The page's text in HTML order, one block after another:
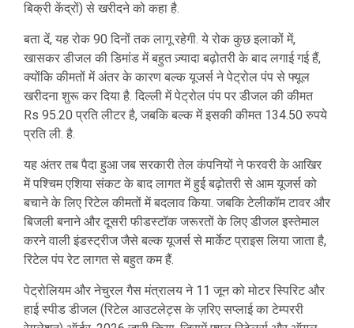
बिक्री केंद्रों) से खरीदने को कहा है.
बता दें, यह रोक 90 दिनों तक लागू रहेगी. ये रोक कुछ इलाकों में,
खासकर डीजल की डिमांड में बहुत ज़्यादा बढ़ोतरी के बाद लगाई गई हैं,
क्योंकि कीमतों में अंतर के कारण बल्क यूजर्स ने पेट्रोल पंप से फ्यूल
खरीदना शुरू कर दिया है. दिल्ली में पेट्रोल पंप पर डीजल की कीमत
Rs 95.20 प्रति लीटर है, जबकि बल्क में इसकी कीमत 134.50 रुपये
प्रति ली. है.
यह अंतर तब पैदा हुआ जब सरकारी तेल कंपनियों ने फरवरी के आखिर
में पश्चिम एशिया संकट के बाद लागत में हुई बढ़ोतरी से आम यूजर्स को
बचाने के लिए रिटेल कीमतों में बदलाव किया. जबकि टेलीकॉम टावर और
बिजली बनाने और दूसरी फीडस्टॉक जरूरतों के लिए डीजल इस्तेमाल
करने वाली इंडस्ट्रीज जैसे बल्क यूजर्स से मार्केट प्राइस लिया जाता है,
रिटेल पंप रेट लागत से बहुत कम हैं.
पेट्रोलियम और नेचुरल गैस मंत्रालय ने 11 जून को मोटर स्पिरिट और
हाई स्पीड डीजल (रिटेल आउटलेट्स के ज़रिए सप्लाई का टेम्पररी